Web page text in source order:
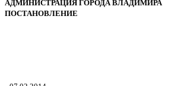
АДМИНИСТРАЦИЯ ГОРОДА ВЛАДИМИРА
ПОСТАНОВЛЕНИЕ